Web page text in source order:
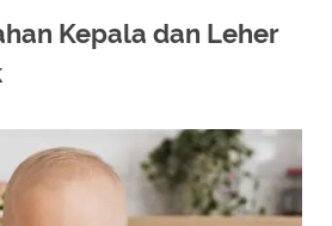
Kepala dan Leher